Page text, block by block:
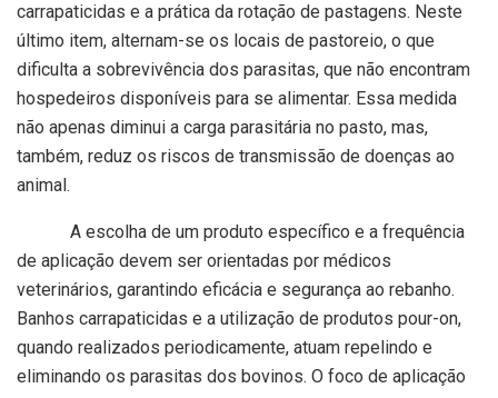
carrapaticidas e a prática da rotação de pastagens. Neste
último item, alternam-se os locais de pastoreio, o que
dificulta a sobrevivência dos parasitas, que não encontram
hospedeiros disponíveis para se alimentar. Essa medida
não apenas diminui a carga parasitária no pasto, mas,
também, reduz os riscos de transmissão de doenças ao
animal.
A escolha de um produto específico e a frequência
de aplicação devem ser orientadas por médicos
veterinários, garantindo eficácia e segurança ao rebanho.
Banhos carrapaticidas e a utilização de produtos pour-on,
quando realizados periodicamente, atuam repelindo e
eliminando os parasitas dos bovinos. O foco de aplicação